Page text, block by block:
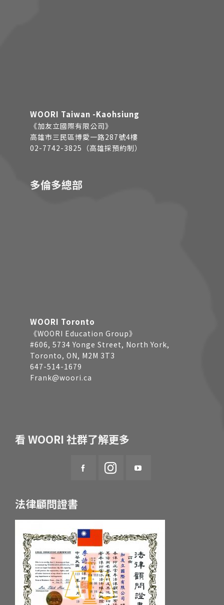
WOORI Taiwan -Kaohsiung
《加友立國際有限公司》
高雄市三民區博愛一路287號4樓
02-7742-3825（高雄採預約制）
多倫多總部
WOORI Toronto
《WOORI Education Group》
#606, 5734 Yonge Street, North York,
Toronto, ON, M2M 3T3
647-514-1679
Frank@woori.ca
看 WOORI 社群了解更多
法律顧問證書